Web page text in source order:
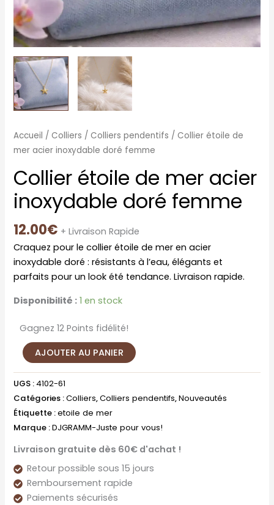
Accueil / Colliers / Colliers pendentifs / Collier étoile de
mer acier inoxydable doré femme
Collier étoile de mer acier
inoxydable doré femme
12.00€ + Livraison Rapide
Craquez pour le collier étoile de mer en acier
inoxydable doré : résistants à l’eau, élégants et
parfaits pour un look été tendance. Livraison rapide.
Disponibilité : 1 en stock
Gagnez 12 Points fidélité!
AJOUTER AU PANIER
UGS :4102-61
Catégories :Colliers,Colliers pendentifs,Nouveautés
Étiquette :etoile de mer
Marque :DJGRAMM-Juste pour vous!
Livraison gratuite dès 60€ d'achat !
Retour possible sous 15 jours
Remboursement rapide
Paiements sécurisés